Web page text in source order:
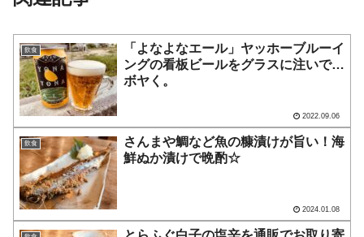
飲食
「よなよなエール」ヤッホーブルーイ
ングの看板ビールをグラスに注いで…
ボヤく。
2022.09.06
飲食
さんまや鯛など魚の糠漬けが旨い！海
鮮ぬか漬けで晩酌☆
2024.01.08